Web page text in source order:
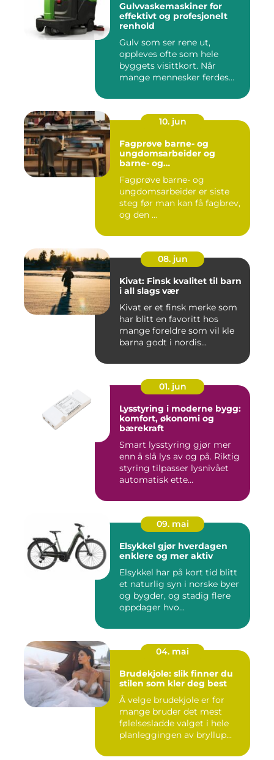
Gulvvaskemaskiner for
effektivt og profesjonelt
renhold
Gulv som ser rene ut,
oppleves ofte som hele
byggets visittkort. Når
mange mennesker ferdes
10. jun
Fagprøve barne- og
ungdomsarbeider og
barne- og
– veien til fagbrev
Fagprøve barne- og
ungdomsarbeider er siste
steg før man kan få fagbrev,
og den ...
08. jun
Kivat: Finsk kvalitet til barn
i all slags vær
Kivat er et finsk merke som
har blitt en favoritt hos
mange foreldre som vil kle
barna godt i nordis...
01. jun
Lysstyring i moderne bygg:
komfort, økonomi og
bærekraft
Smart lysstyring gjør mer
enn å slå lys av og på. Riktig
styring tilpasser lysnivået
automatisk ette...
09. mai
Elsykkel gjør hverdagen
enklere og mer aktiv
Elsykkel har på kort tid blitt
et naturlig syn i norske byer
og bygder, og stadig flere
oppdager hvo...
04. mai
Brudekjole: slik finner du
stilen som kler deg best
Å velge brudekjole er for
mange bruder det mest
følelsesladde valget i hele
planleggingen av bryllup...